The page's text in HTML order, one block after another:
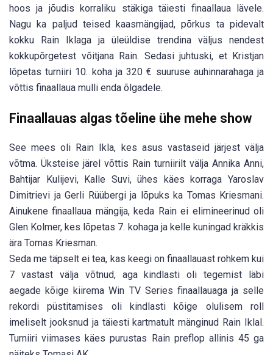
hoos ja jõudis korraliku stäkiga täiesti finaallaua lävele.
Nagu ka paljud teised kaasmängijad, põrkus ta pidevalt
kokku Rain Iklaga ja üleüldise trendina väljus nendest
kokkupõrgetest võitjana Rain. Sedasi juhtuski, et Kristjan
lõpetas turniiri 10. koha ja 320 € suuruse auhinnarahaga ja
võttis finaallaua mulli enda õlgadele.
Finaallauas algas tõeline ühe mehe show
See mees oli Rain Ikla, kes asus vastaseid järjest välja
võtma. Üksteise järel võttis Rain turniirilt välja Annika Anni,
Bahtijar Kulijevi, Kalle Suvi, ühes käes korraga Yaroslav
Dimitrievi ja Gerli Rüübergi ja lõpuks ka Tomas Kriesmani.
Ainukene finaallaua mängija, keda Rain ei elimineerinud oli
Glen Kolmer, kes lõpetas 7. kohaga ja kelle kuningad kräkkis
ära Tomas Kriesman.
Seda me täpselt ei tea, kas keegi on finaallauast rohkem kui
7 vastast välja võtnud, aga kindlasti oli tegemist läbi
aegade kõige kiirema Win TV Series finaallauaga ja selle
rekordi püstitamises oli kindlasti kõige olulisem roll
imeliselt jooksnud ja täiesti kartmatult mänginud Rain Iklal.
Turniiri viimases käes purustas Rain preflop allinis 45 ga